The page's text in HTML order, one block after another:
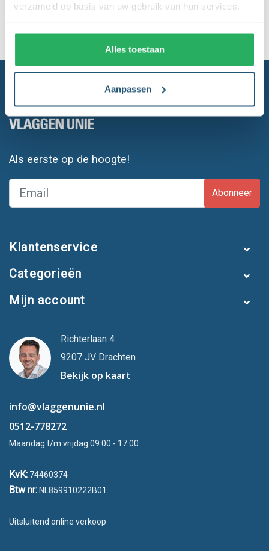
verzameld op basis van uw gebruik van hun services.
Alles toestaan
Aanpassen
Laagsteprijsgarantie
Levering en plaatsingdoor heel NL & BE
Als eerste op de hoogte!
Abonneer
Klantenservice
Categorieën
Mijn account
Richterlaan 4
9207 JV Drachten
Bekijk op kaart
info@vlaggenunie.nl
0512-778272
Maandag t/m vrijdag 09:00 - 17:00
KvK: 74460374
Btw nr: NL859910222B01
Uitsluitend online verkoop